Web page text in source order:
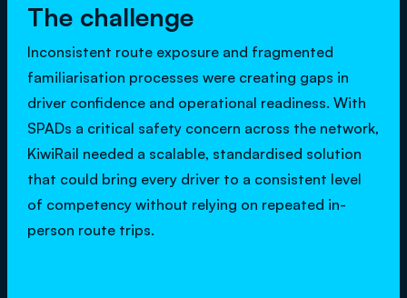
The challenge
Inconsistent route exposure and fragmented
familiarisation processes were creating gaps in
driver confidence and operational readiness. With
SPADs a critical safety concern across the network,
KiwiRail needed a scalable, standardised solution
that could bring every driver to a consistent level
of competency without relying on repeated in-
person route trips.